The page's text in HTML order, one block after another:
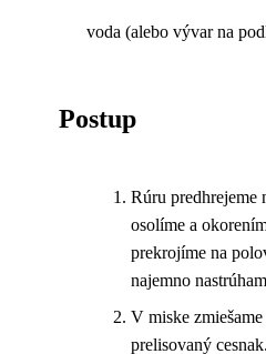
voda (alebo vývar na
Postup
Rúru predhrejeme
osolíme a
prekrojíme na
najemno
V miske
prelisovaný